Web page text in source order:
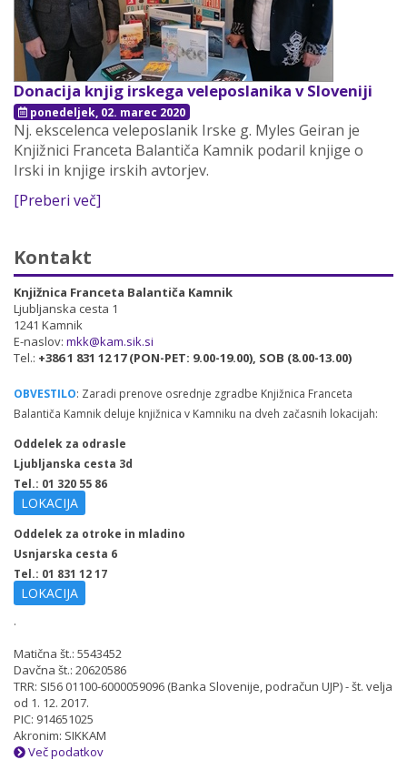
Donacija knjig irskega veleposlanika v Sloveniji
ponedeljek, 02. marec 2020
Nj. ekscelenca veleposlanik Irske g. Myles Geiran je
Knjižnici Franceta Balantiča Kamnik podaril knjige o
Irski in knjige irskih avtorjev.
[Preberi več]
Kontakt
Knjižnica Franceta Balantiča Kamnik
Ljubljanska cesta 1
1241 Kamnik
E-naslov: mkk@kam.sik.si
Tel.: +386 1 831 12 17 (PON-PET: 9.00-19.00), SOB (8.00-13.00)
OBVESTILO: Zaradi prenove osrednje zgradbe Knjižnica Franceta
Balantiča Kamnik deluje knjižnica v Kamniku na dveh začasnih lokacijah:
Oddelek za odrasle
Ljubljanska cesta 3d
Tel.: 01 320 55 86
LOKACIJA
Oddelek za otroke in mladino
Usnjarska cesta 6
Tel.: 01 831 12 17
LOKACIJA
.
Matična št.: 5543452
Davčna št.: 20620586
TRR: SI56 01100-6000059096 (Banka Slovenije, podračun UJP) - št. velja
od 1. 12. 2017.
PIC: 914651025
Akronim: SIKKAM
Več podatkov